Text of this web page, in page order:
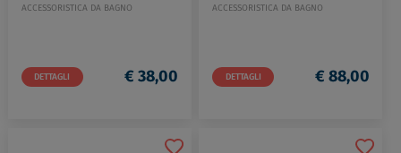
ACCESSORISTICA DA BAGNO
DETTAGLI € 38,00
ACCESSORISTICA DA BAGNO
DETTAGLI € 88,00